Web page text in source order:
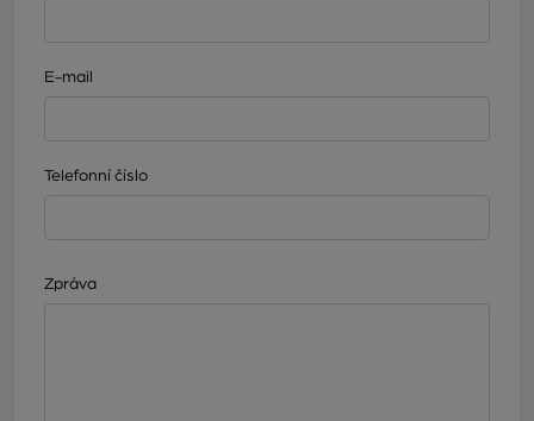
E-mail
Telefonní číslo
Zpráva